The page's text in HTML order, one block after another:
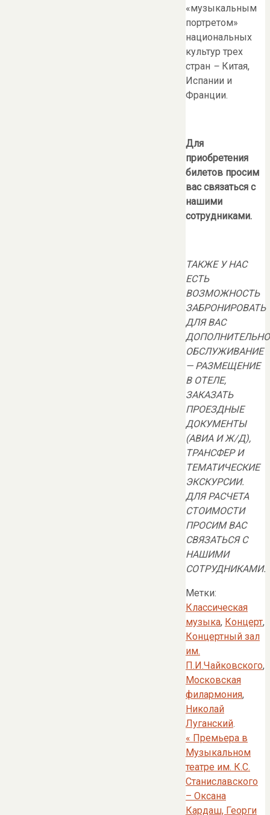
«музыкальным
портретом»
национальных
культур трех
стран – Китая,
Испании и
Франции.
Для
приобретения
билетов просим
вас связаться с
нашими
сотрудниками.
ТАКЖЕ У НАС
ЕСТЬ
ВОЗМОЖНОСТЬ
ЗАБРОНИРОВАТЬ
ДЛЯ ВАС
ОБСЛУЖИВАНИЕ
— РАЗМЕЩЕНИЕ
В ОТЕЛЕ,
ЗАКАЗАТЬ
ПРОЕЗДНЫЕ
ДОКУМЕНТЫ
(АВИА И Ж/Д),
ТРАНСФЕР И
ТЕМАТИЧЕСКИЕ
ЭКСКУРСИИ.
ДЛЯ РАСЧЕТА
СТОИМОСТИ
ПРОСИМ ВАС
СВЯЗАТЬСЯ С
НАШИМИ
СОТРУДНИКАМИ.
Метки:
Классическая
музыка, Концерт,
Концертный зал
им.
П.И.Чайковского,
Московская
филармония,
Николай
Луганский.
« Премьера в
Музыкальном
театре им. К.С.
Станиславского
– Оксана
Кардаш, Георги